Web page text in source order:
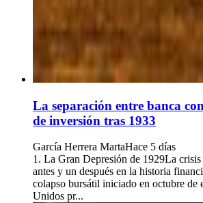
La separación entre banca
de inversión tras 1933
García Herrera MartaHace 5 días
1. La Gran Depresión de 1929La
antes y un después en la historia
colapso bursátil iniciado en octubre de
Unidos pr...